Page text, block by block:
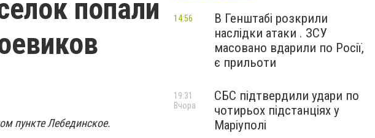
попали
пункте Лебединское.
В Генштабі розкрили
наслідки атаки . ЗСУ
масовано вдарили по Росії,
є прильоти
14:56
СБС підтвердили удари по
чотирьох підстанціях у
Маріуполі
19:31
Вчора